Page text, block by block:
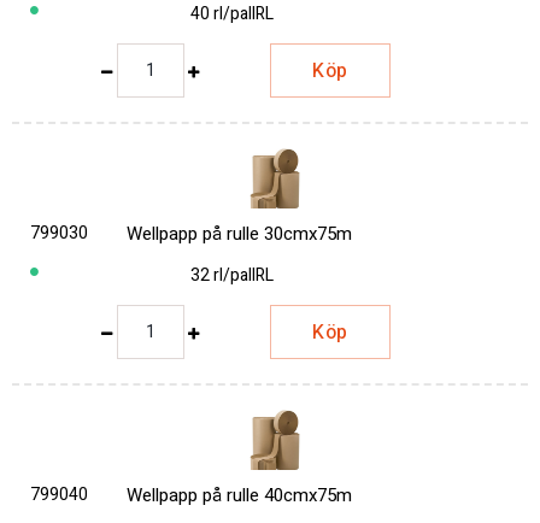
40 rl/pallRL
Köp
799030 Wellpapp på rulle 30cmx75m
32 rl/pallRL
Köp
799040 Wellpapp på rulle 40cmx75m